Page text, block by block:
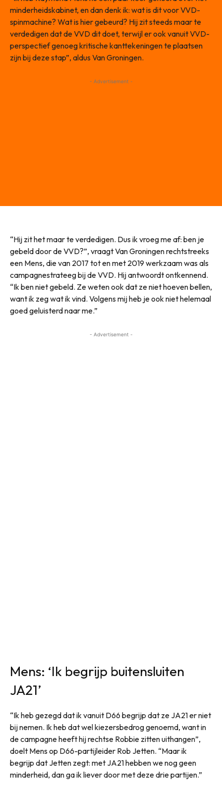
minderheidskabinet, en dan denk ik: wat is dit voor VVD-
spinmachine? Wat is hier gebeurd? Hij zit steeds maar te
verdedigen dat de VVD dit doet, terwijl er ook vanuit VVD-
perspectief genoeg kritische kanttekeningen te plaatsen
zijn bij deze stap”, aldus Van Groningen.
- Advertisement -
“Hij zit het maar te verdedigen. Dus ik vroeg me af: ben je
gebeld door de VVD?”, vraagt Van Groningen rechtstreeks
een Mens, die van 2017 tot en met 2019 werkzaam was als
campagnestrateeg bij de VVD. Hij antwoordt ontkennend.
“Ik ben niet gebeld. Ze weten ook dat ze niet hoeven bellen,
want ik zeg wat ik vind. Volgens mij heb je ook niet helemaal
goed geluisterd naar me.”
- Advertisement -
Mens: ‘Ik begrijp buitensluiten
JA21’
“Ik heb gezegd dat ik vanuit D66 begrijp dat ze JA21 er niet
bij nemen. Ik heb dat wel kiezersbedrog genoemd, want in
de campagne heeft hij rechtse Robbie zitten uithangen”,
doelt Mens op D66-partijleider Rob Jetten. “Maar ik
begrijp dat Jetten zegt: met JA21 hebben we nog geen
minderheid, dan ga ik liever door met deze drie partijen.”